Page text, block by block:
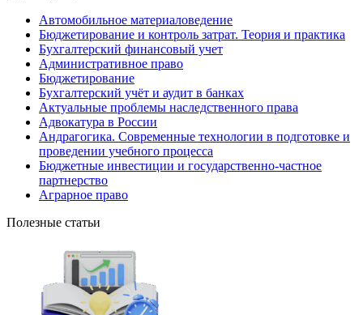
Автомобильное материаловедение
Бюджетирование и контроль затрат. Теория и практика
Бухгалтерский финансовый учет
Административное право
Бюджетирование
Бухгалтерский учёт и аудит в банках
Актуальные проблемы наследственного права
Адвокатура в России
Андрагогика. Современные технологии в подготовке и
проведении учебного процесса
Бюджетные инвестиции и государственно-частное
партнерство
Аграрное право
Полезные статьи